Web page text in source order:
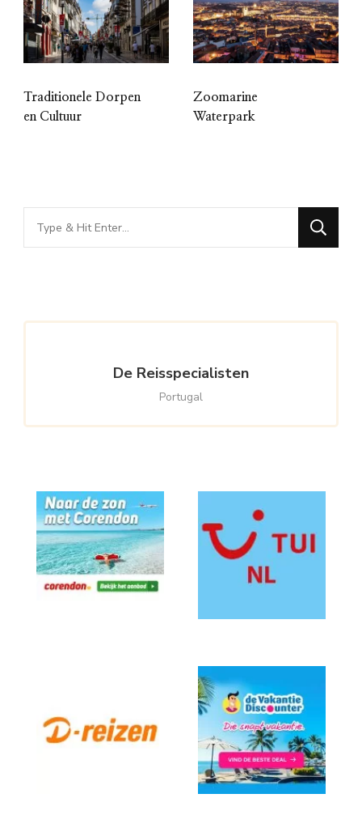
Traditionele Dorpen
en Cultuur
Zoomarine
Waterpark
Looking
for
De Reisspecialisten
Portugal